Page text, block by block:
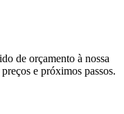
de orçamento à nossa
e próximos passos.